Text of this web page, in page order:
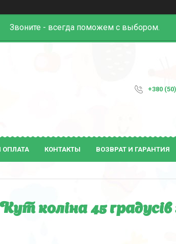
Звоните - всегда поможем с выбором.
+380
ОПЛАТА КОНТАКТЫ ВОЗВРАТ И ГАРАНТИЯ
Кут коліна 45